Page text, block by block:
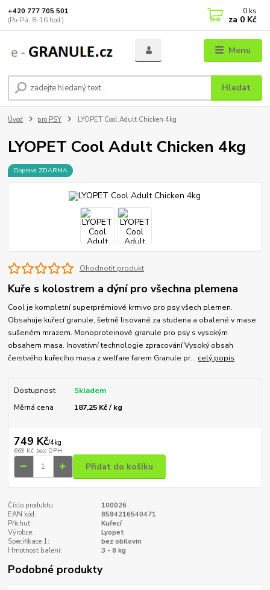
Menu
Hledat
+420 777 705 501
(Po-Pá, 8-16 hod.)
0 ks
za 0 Kč
Úvod pro PSY LYOPET Cool Adult Chicken 4kg
LYOPET Cool Adult Chicken 4kg
Doprava ZDARMA
Ohodnotit produkt
Kuře s kolostrem a dýní pro všechna plemena
Cool je kompletní superprémiové krmivo pro psy všech plemen.
Obsahuje kuřecí granule, šetrně lisované za studena a obalené v mase
sušeném mrazem. Monoproteinové granule pro psy s vysokým
obsahem masa. Inovativní technologie zpracování Vysoký obsah
čerstvého kuřecího masa z welfare farem Granule pr... celý popis
Dostupnost
Skladem
Měrná cena
187,25 Kč / kg
749 Kč/4kg
669 Kč bez DPH
Přidat do košíku
Číslo produktu:
100026
EAN kód:
8594216540471
Příchuť:
Kuřecí
Výrobce:
Lyopet
Specifikace 1:
bez obilovin
Hmotnost balení:
3 - 8 kg
Podobné produkty